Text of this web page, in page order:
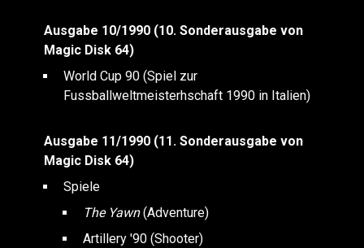
Ausgabe 10/1990 (10. Sonderausgabe von
Magic Disk 64)
World Cup 90 (Spiel zur
Fussballweltmeisterhschaft 1990 in Italien)
Ausgabe 11/1990 (11. Sonderausgabe von
Magic Disk 64)
Spiele
The Yawn(Adventure)
Artillery '90 (Shooter)